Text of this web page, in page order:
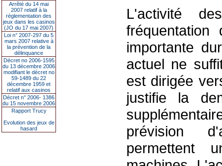
Arrêté du 14 mai
2007 relatif à la
réglementation des
jeux dans les casinos
(JO du 17 mai 2007)
Loi n° 2007-297 du 5
mars 2007 relative à
la prévention de la
délinquance
Décret no 2006-1595
du 13 décembre 2006
modifiant le décret no
59-1489 du 22
décembre 1959 et
relatif aux casinos
Décret n° 2006- 1386
du 15 novembre 2006
Rapport Trucy
Evolution des jeux de
hasard
L'activité
importante
actuel ne
est dirigée
justifie la
prévision
permettent